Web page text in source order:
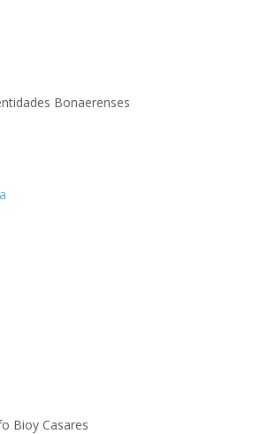
Bonaerenses
Bioy Casares